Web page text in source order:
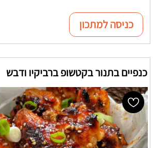
כניסה למתכון
כנפיים בתנור בקטשופ ברביקיו ודבש